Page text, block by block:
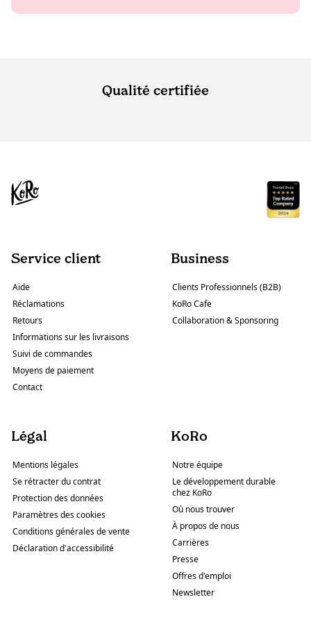
Qualité certifiée
Service client
Aide
Réclamations
Retours
Informations sur les livraisons
Suivi de commandes
Moyens de paiement
Contact
Business
Clients Professionnels (B2B)
KoRo Cafe
Collaboration & Sponsoring
Légal
Mentions légales
Se rétracter du contrat
Protection des données
Paramètres des cookies
Conditions générales de vente
Déclaration d'accessibilité
KoRo
Notre équipe
Le développement durable
chez KoRo
Où nous trouver
À propos de nous
Carrières
Presse
Offres d'emploi
Newsletter